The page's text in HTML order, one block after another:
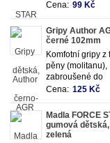
Cena: 99 Kč
Gripy Author
černé 102mm
Komfotní gripy z
pěny (molitanu),
zabroušené do
ergonomického
Cena: 125 Kč
Madla FORCE
gumová
zelená